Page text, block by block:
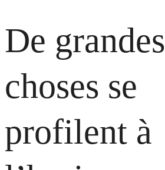
De grandes
choses se
profilent à